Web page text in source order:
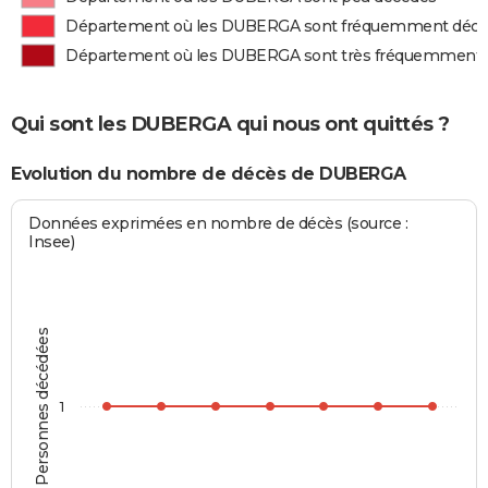
Département où les DUBERGA sont fréquemment
Département où les DUBERGA sont très fréquemment
Qui sont les DUBERGA qui nous ont quittés ?
Evolution du nombre de décès de DUBERGA
Personnes décédées
Données exprimées en nombre de décès (source :
Insee)
1